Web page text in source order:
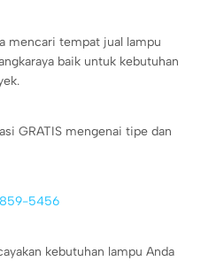
mencari tempat jual lampu
baik untuk kebutuhan
GRATIS mengenai tipe dan
5456
kebutuhan lampu Anda